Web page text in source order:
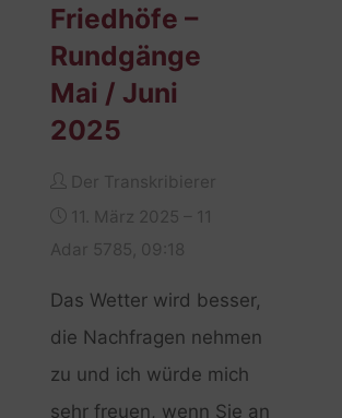
Friedhöfe –
Rundgänge
Mai / Juni
2025
Der Transkribierer
11. März 2025 – 11
Adar 5785, 09:18
Das Wetter wird besser,
die Nachfragen nehmen
zu und ich würde mich
sehr freuen, wenn Sie an